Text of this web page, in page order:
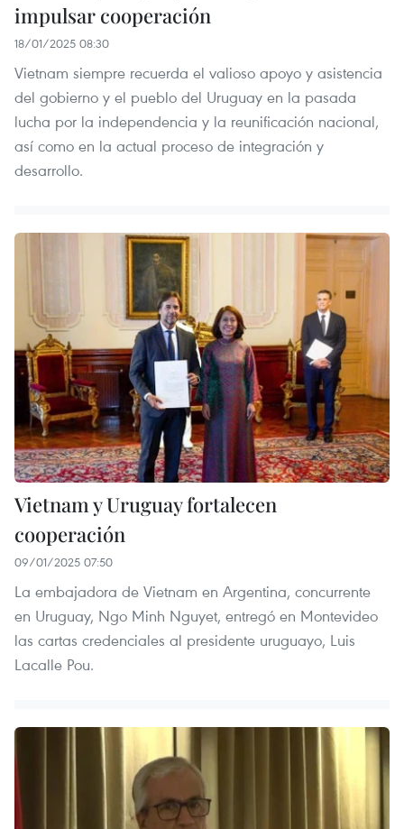
impulsar cooperación
18/01/2025 08:30
Vietnam siempre recuerda el valioso apoyo y asistencia
del gobierno y el pueblo del Uruguay en la pasada
lucha por la independencia y la reunificación nacional,
así como en la actual proceso de integración y
desarrollo.
Vietnam y Uruguay fortalecen
cooperación
09/01/2025 07:50
La embajadora de Vietnam en Argentina, concurrente
en Uruguay, Ngo Minh Nguyet, entregó en Montevideo
las cartas credenciales al presidente uruguayo, Luis
Lacalle Pou.